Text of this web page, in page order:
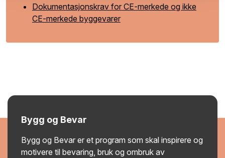
Dokumentasjonskrav for CE-merkede og ikke
CE-merkede byggevarer
Bygg og Bevar
Bygg og Bevar er et program som skal inspirere og
motivere til bevaring, bruk og ombruk av